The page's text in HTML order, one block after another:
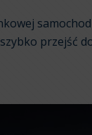
przejść